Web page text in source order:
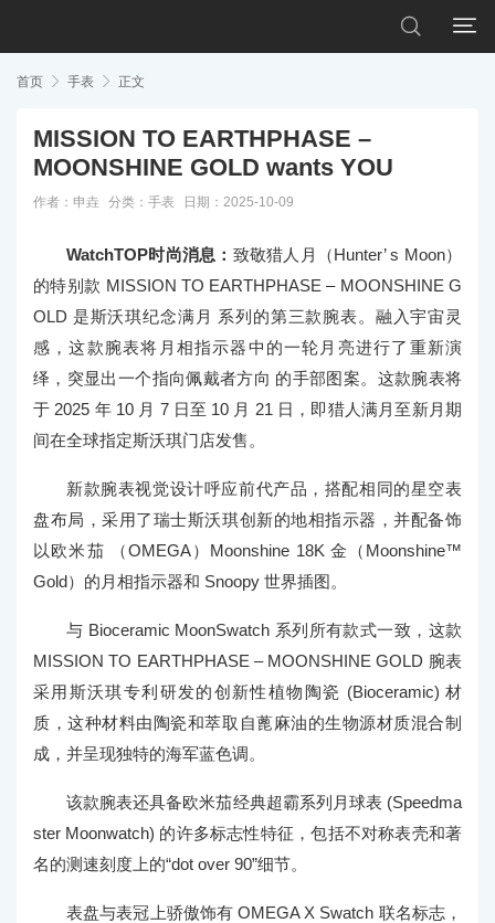


首页  手表  正文
MISSION TO EARTHPHASE –
MOONSHINE GOLD wants YOU
作者：申垚 分类： 手表 日期：2025-10-09
WatchTOP时尚消息： 致敬猎人月（Hunter’ s Moon）
的特别款 MISSION TO EARTHPHASE – MOONSHINE G
OLD 是斯沃琪纪念满月 系列的第三款腕表。融入宇宙灵
感，这款腕表将月相指示器中的一轮月亮进行了重新演
绎，突显出一个指向佩戴者方向 的手部图案。这款腕表将
于 2025 年 10 月 7 日至 10 月 21 日，即猎人满月至新月期
间在全球指定斯沃琪门店发售。
新款腕表视觉设计呼应前代产品，搭配相同的星空表
盘布局，采用了瑞士斯沃琪创新的地相指示器，并配备饰
以欧米茄 （OMEGA）Moonshine 18K 金（Moonshine™
Gold）的月相指示器和 Snoopy 世界插图。
与 Bioceramic MoonSwatch 系列所有款式一致，这款
MISSION TO EARTHPHASE – MOONSHINE GOLD 腕表
采用斯沃琪专利研发的创新性植物陶瓷 (Bioceramic) 材
质，这种材料由陶瓷和萃取自蓖麻油的生物源材质混合制
成，并呈现独特的海军蓝色调。
该款腕表还具备欧米茄经典超霸系列月球表 (Speedma
ster Moonwatch) 的许多标志性特征，包括不对称表壳和著
名的测速刻度上的“dot over 90”细节。
表盘与表冠上骄傲饰有 OMEGA X Swatch 联名标志，